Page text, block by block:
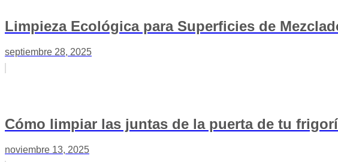
Limpieza Ecológica para Superficies de
septiembre 28, 2025
Cómo limpiar las juntas de la puerta de tu
noviembre 13, 2025